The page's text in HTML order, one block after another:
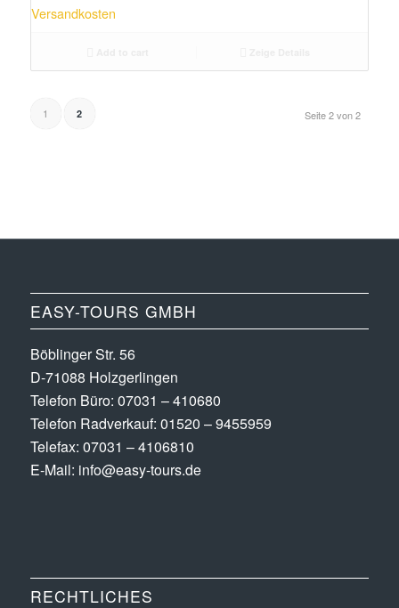
Versandkosten
Seite 2 von 2
1 2
EASY-TOURS GMBH
Böblinger Str. 56
D-71088 Holzgerlingen
Telefon Büro: 07031 – 410680
Telefon Radverkauf: 01520 – 9455959
Telefax: 07031 – 4106810
E-Mail: info@easy-tours.de
RECHTLICHES